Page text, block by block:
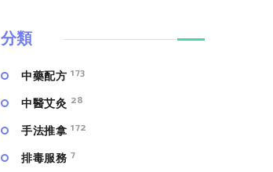
分類
中藥配方 173
中醫艾灸 28
手法推拿 172
排毒服務 7